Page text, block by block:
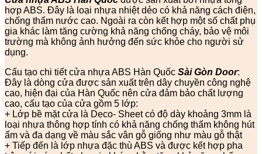
hợp ABS. Đây là loại nhựa nhiệt dẻo có khả năng cách điện,
chống thấm nước cao. Ngoài ra còn kết hợp một số chất phụ
gia khác làm tăng cường khả năng chống cháy, bảo vệ môi
trường mà không ảnh hưởng đến sức khỏe cho người sử
dụng.
Cấu tạo chi tiết cửa nhựa ABS Hàn Quốc Sài Gòn Door:
Đây là dòng cửa được sản xuất trên dây chuyền công nghệ
cao, hiện đại của Hàn Quốc nên cửa đảm bảo chất lượng
cao, cấu tạo của cửa gồm 5 lớp:
+ Lớp bề mặt cửa là Deco- Sheet có độ dày khoảng 3mm là
loại nhựa thông hợp tính có khả năng chống thấm không hút
ẩm và đa dạng về màu sắc vân gỗ giống như màu gỗ thật
+ Tiếp đến là lớp nhựa đặc thù ABS và được kết hợp pha